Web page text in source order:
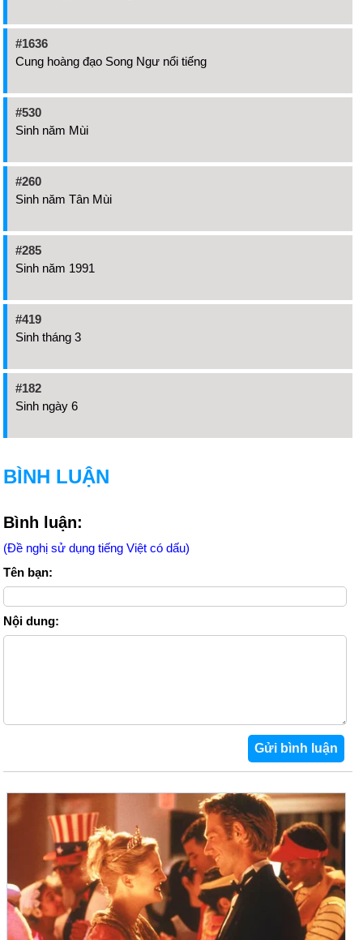
#1636
Cung hoàng đạo Song Ngư nổi tiếng
#530
Sinh năm Mùi
#260
Sinh năm Tân Mùi
#285
Sinh năm 1991
#419
Sinh tháng 3
#182
Sinh ngày 6
BÌNH LUẬN
Bình luận:
(Đề nghị sử dụng tiếng Việt có dấu)
Tên bạn:
Nội dung: